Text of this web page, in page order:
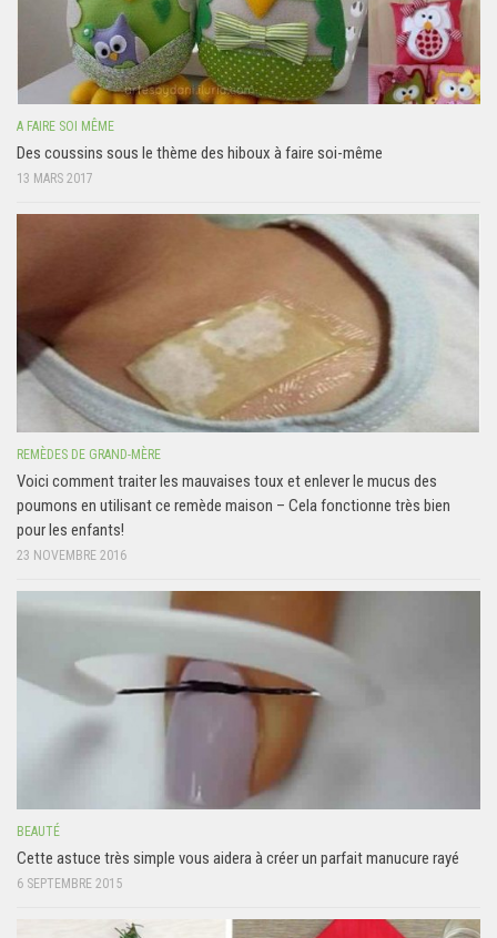
A FAIRE SOI MÊME
Des coussins sous le thème des hiboux à faire soi-même
13 MARS 2017
REMÈDES DE GRAND-MÈRE
Voici comment traiter les mauvaises toux et enlever le mucus des
poumons en utilisant ce remède maison – Cela fonctionne très bien
pour les enfants!
23 NOVEMBRE 2016
BEAUTÉ
Cette astuce très simple vous aidera à créer un parfait manucure rayé
6 SEPTEMBRE 2015